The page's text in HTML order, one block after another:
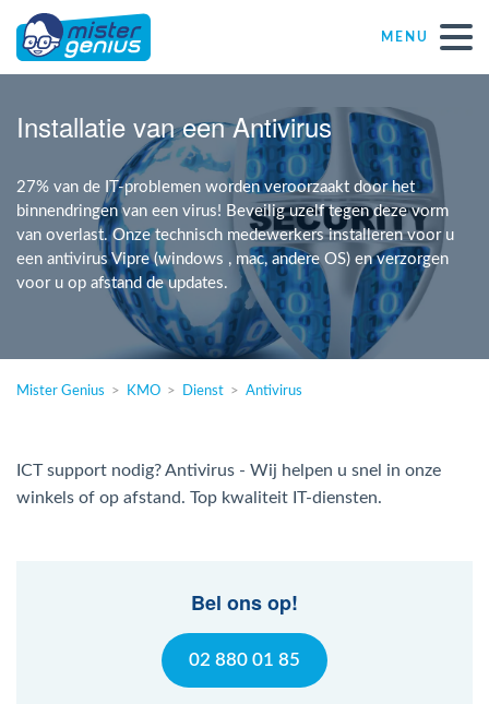
MENU
Réparations – Dépannages (nl)
Computerwinkels in Belgïe
Zelfstandige
KMO
Mac Agent
Installatie van een Antivirus
27% van de IT-problemen worden veroorzaakt door het
binnendringen van een virus! Beveilig uzelf tegen deze vorm
van overlast. Onze technisch medewerkers installeren voor u
een antivirus Vipre (windows , mac, andere OS) en verzorgen
voor u op afstand de updates.
Mister Genius KMO Dienst Antivirus
ICT support nodig? Antivirus - Wij helpen u snel in onze
winkels of op afstand. Top kwaliteit IT-diensten.
Bel ons op!
02 880 01 85